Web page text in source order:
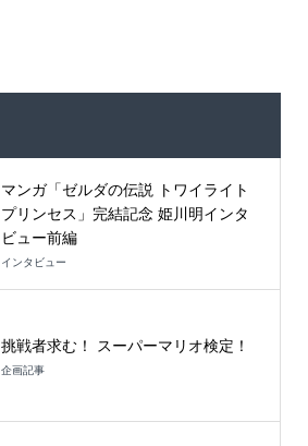
マンガ「ゼルダの伝説 トワイライト
プリンセス」完結記念 姫川明インタ
ビュー前編
インタビュー
挑戦者求む！ スーパーマリオ検定！
企画記事